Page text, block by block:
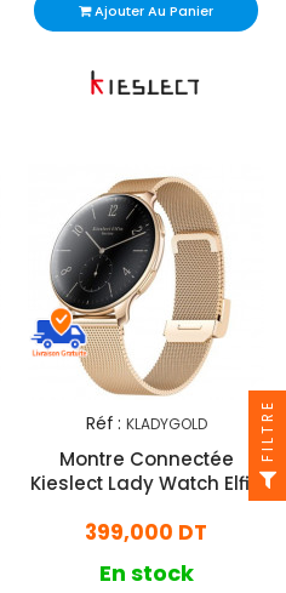
Ajouter Au Panier
Réf : KLADYGOLD
Montre Connectée
Kieslect Lady Watch Elfin
399,000 DT
En stock
FILTRE